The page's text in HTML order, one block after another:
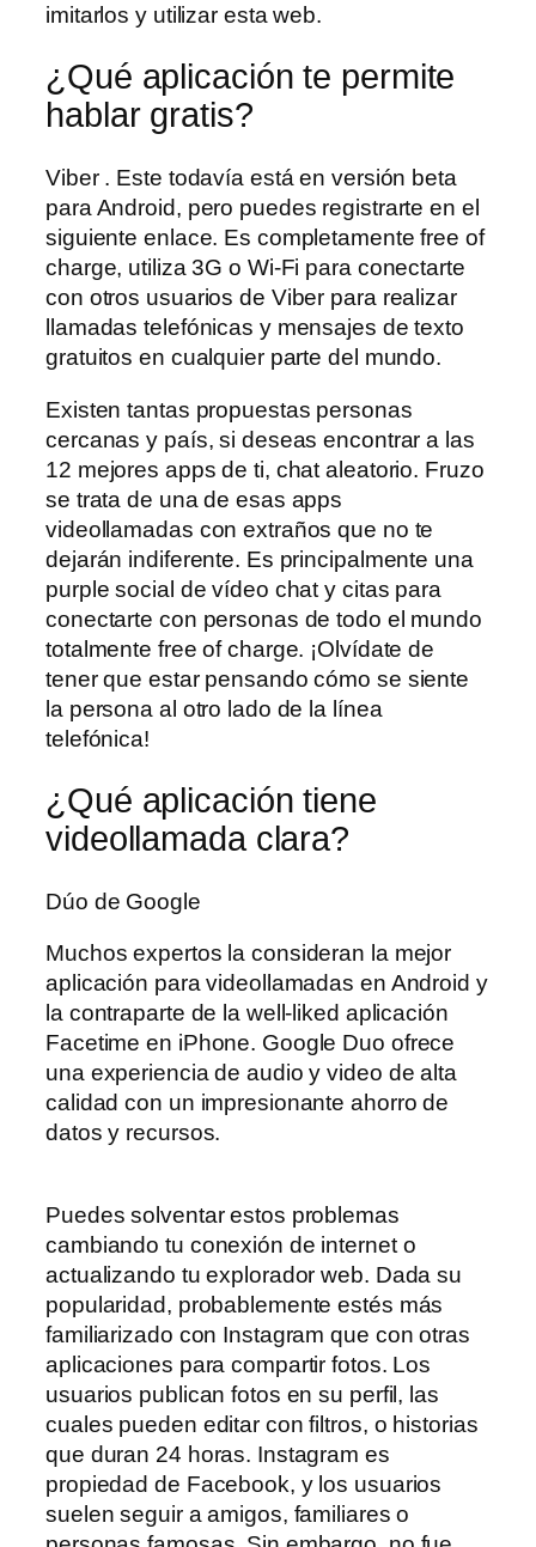
imitarlos y utilizar esta web.
¿Qué aplicación te permite
hablar gratis?
Viber . Este todavía está en versión beta
para Android, pero puedes registrarte en el
siguiente enlace. Es completamente free of
charge, utiliza 3G o Wi-Fi para conectarte
con otros usuarios de Viber para realizar
llamadas telefónicas y mensajes de texto
gratuitos en cualquier parte del mundo.
Existen tantas propuestas personas
cercanas y país, si deseas encontrar a las
12 mejores apps de ti, chat aleatorio. Fruzo
se trata de una de esas apps
videollamadas con extraños que no te
dejarán indiferente. Es principalmente una
purple social de vídeo chat y citas para
conectarte con personas de todo el mundo
totalmente free of charge. ¡Olvídate de
tener que estar pensando cómo se siente
la persona al otro lado de la línea
telefónica!
¿Qué aplicación tiene
videollamada clara?
Dúo de Google
Muchos expertos la consideran la mejor
aplicación para videollamadas en Android y
la contraparte de la well-liked aplicación
Facetime en iPhone. Google Duo ofrece
una experiencia de audio y video de alta
calidad con un impresionante ahorro de
datos y recursos.
Puedes solventar estos problemas
cambiando tu conexión de internet o
actualizando tu explorador web. Dada su
popularidad, probablemente estés más
familiarizado con Instagram que con otras
aplicaciones para compartir fotos. Los
usuarios publican fotos en su perfil, las
cuales pueden editar con filtros, o historias
que duran 24 horas. Instagram es
propiedad de Facebook, y los usuarios
suelen seguir a amigos, familiares o